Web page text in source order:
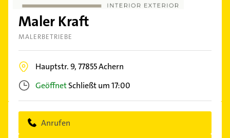
Maler Kraft
MALERBETRIEBE
Hauptstr. 9,77855Achern
GeöffnetSchließt um 17:00
Anrufen